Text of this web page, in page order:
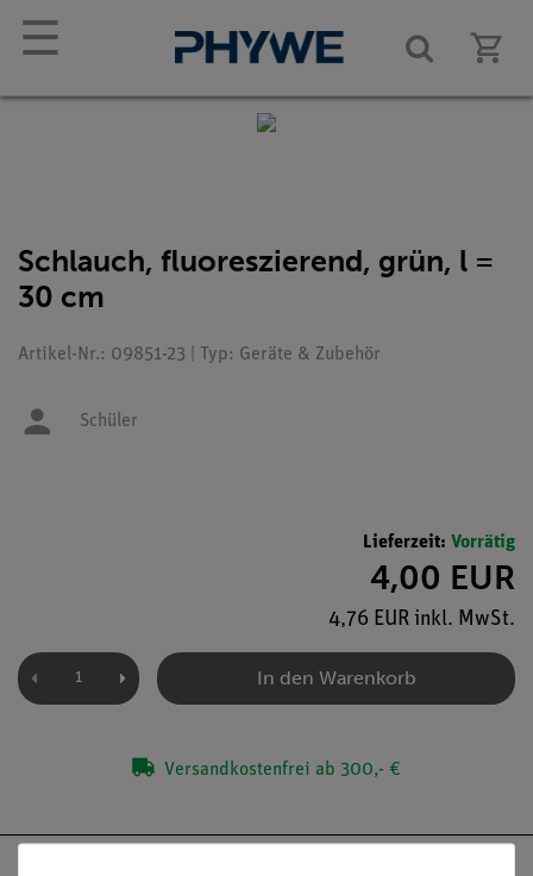
☰
Schlauch, fluoreszierend, grün, l =
30 cm
Artikel-Nr.: 09851-23 | Typ: Geräte & Zubehör
Schüler
Lieferzeit: Vorrätig
4,00 EUR
4,76 EUR inkl. MwSt.
In den Warenkorb
Versandkostenfrei ab 300,- €